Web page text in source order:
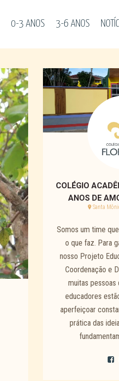
0-3 ANOS 3-6 ANOS
COLÉGIO
ANOS DE
Santa
Somos um time
o que faz. Para
nosso Projeto
Coordenação e
muitas pessoas
educadores
aperfeiçoar
prática das